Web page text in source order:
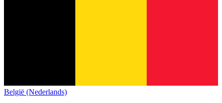
België (Nederlands)